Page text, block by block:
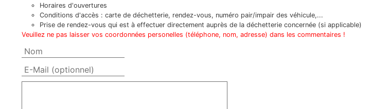
Horaires d'ouvertures
Conditions d'accès : carte de déchetterie, rendez-vous, numéro pair/impair des véhicule,...
Prise de rendez-vous qui est à effectuer directement auprès de la déchetterie concernée (si applicable)
Veuillez ne pas laisser vos coordonnées personelles (téléphone, nom, adresse) dans les commentaires !